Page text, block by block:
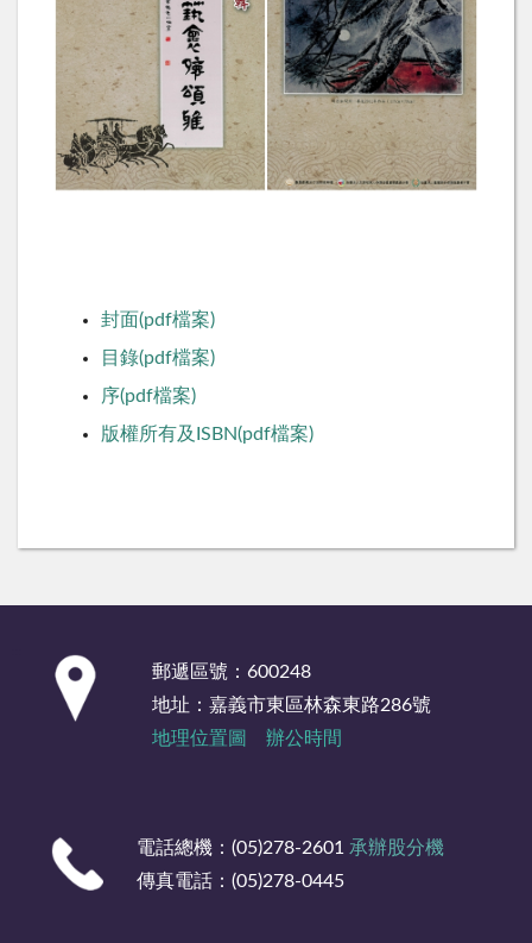
封面(pdf檔案)
目錄(pdf檔案)
序(pdf檔案)
版權所有及ISBN(pdf檔案)
郵遞區號：600248
地址：嘉義市東區林森東路286號
地理位置圖
辦公時間
電話總機：(05)278-2601 承辦股分機
傳真電話：(05)278-0445